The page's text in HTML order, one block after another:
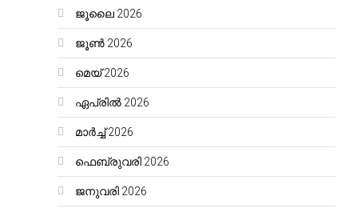
ജൂലൈ 2026
ജൂൺ 2026
മെയ്‌ 2026
ഏപ്രിൽ 2026
മാർച്ച്‌ 2026
ഫെബ്രുവരി 2026
ജനുവരി 2026